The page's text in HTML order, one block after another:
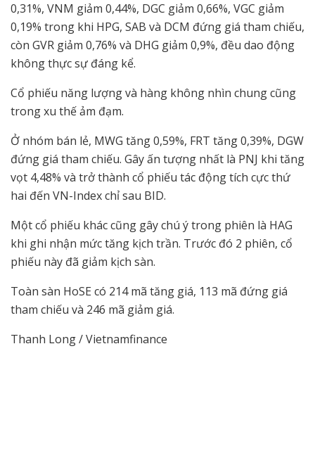
0,31%, VNM giảm 0,44%, DGC giảm 0,66%, VGC giảm
0,19% trong khi HPG, SAB và DCM đứng giá tham chiếu,
còn GVR giảm 0,76% và DHG giảm 0,9%, đều dao động
không thực sự đáng kể.
Cổ phiếu năng lượng và hàng không nhìn chung cũng
trong xu thế ảm đạm.
Ở nhóm bán lẻ, MWG tăng 0,59%, FRT tăng 0,39%, DGW
đứng giá tham chiếu. Gây ấn tượng nhất là PNJ khi tăng
vọt 4,48% và trở thành cổ phiếu tác động tích cực thứ
hai đến VN-Index chỉ sau BID.
Một cổ phiếu khác cũng gây chú ý trong phiên là HAG
khi ghi nhận mức tăng kịch trần. Trước đó 2 phiên, cổ
phiếu này đã giảm kịch sàn.
Toàn sàn HoSE có 214 mã tăng giá, 113 mã đứng giá
tham chiếu và 246 mã giảm giá.
Thanh Long / Vietnamfinance